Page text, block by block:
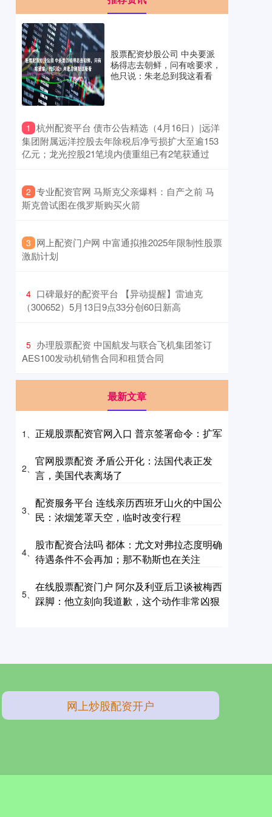
股票配资炒股公司 中央要派
杨得志去朝鲜，问有啥要求，
他只说：朱老总到我这看看
1 ​杭州配资平台 债市公告精选（4月16日）|远洋
集团附属远洋控股去年除税后净亏损扩大至逾153
亿元；龙光控股21笔境内债重组已有2笔获通过
2 ​专业配资官网 马斯克父亲爆料：自产之前 马
斯克曾试图在俄罗斯购买火箭
3 ​网上配资门户网 中富通拟推2025年限制性股票
激励计划
4 ​口碑最好的配资平台 【异动提醒】雷迪克
（300652）5月13日9点33分创60日新高
5 ​办理股票配资 中国航发与联合飞机集团签订
AES100发动机销售合同和租赁合同
最新文章
1、 正规股票配资官网入口 普京签署命令：扩军
2、
官网股票配资 矛盾公开化：法国代表正发
言，美国代表离场了
3、
配资服务平台 连线亲历西班牙山火的中国公
民：浓烟笼罩天空，临时改变行程
4、
股市配资合法吗 都体：尤文对弗拉态度明确
待遇条件不会再加；那不勒斯也在关注
5、
在线股票配资门户 阿尔及利亚后卫谈被梅西
踩脚：他立刻向我道歉，这个动作非常凶狠
网上炒股配资开户